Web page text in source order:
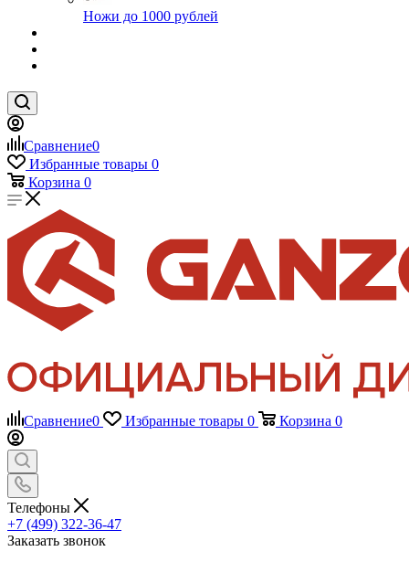
Ножи до 1000 рублей
Сравнение0
Избранные товары 0
Корзина 0
Сравнение0 Избранные товары 0 Корзина 0
Телефоны
+7 (499) 322-36-47
Заказать звонок